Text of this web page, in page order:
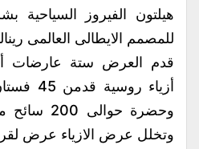
هيلتون الفيروز السياحية
للمصمم الايطالى العالمى
قدم العرض ستة عارضات
وحضرة
وتخلل عرض الازياء عرض